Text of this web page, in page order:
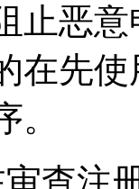
止恶
在先
查注